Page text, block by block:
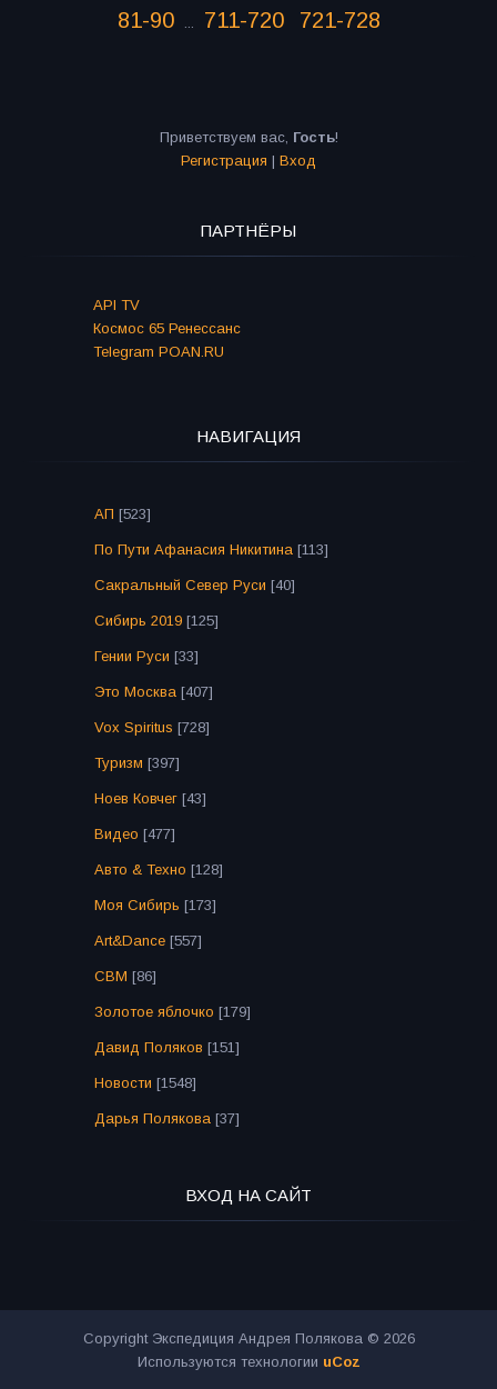
81-90
... 711-720 721-728
Приветствуем вас, Гость!
Регистрация | Вход
ПАРТНЁРЫ
API TV
Космос 65 Ренессанс
Telegram POAN.RU
НАВИГАЦИЯ
АП [523]
По Пути Афанасия Никитина [113]
Сакральный Север Руси [40]
Сибирь 2019 [125]
Гении Руси [33]
Это Москва [407]
Vox Spiritus [728]
Туризм [397]
Ноев Ковчег [43]
Видео [477]
Авто & Техно [128]
Моя Сибирь [173]
Art&Dance [557]
СВМ [86]
Золотое яблочко [179]
Давид Поляков [151]
Новости [1548]
Дарья Полякова [37]
ВХОД НА САЙТ
Copyright Экспедиция Андрея Полякова © 2026
Используются технологии uCoz